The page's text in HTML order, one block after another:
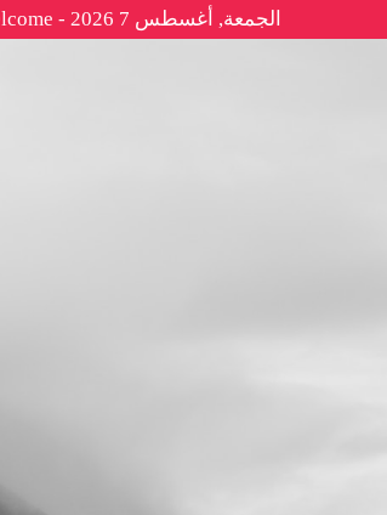
الجمعة, أغسطس 7 2026 - Welcome